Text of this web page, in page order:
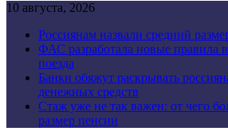
10 августа, 2026
Россиянам назвали средний
ФАС разработала новые правила
поезда
Банки обяжут раскрывать
денежных средств
Стаж уже не так важен: от чего
размер пенсии